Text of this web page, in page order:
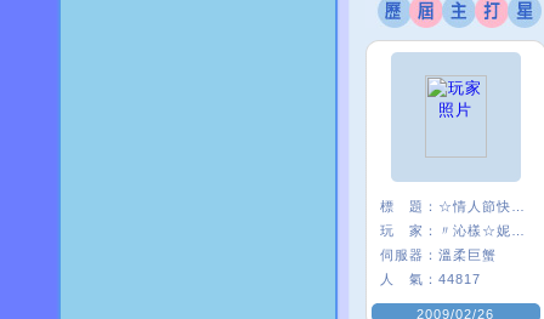
標 題：
玩 家：
伺服器： 溫柔巨蟹
人 氣： 44817
2009/02/26